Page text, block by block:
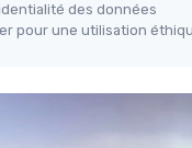
des données
pour une utilisation